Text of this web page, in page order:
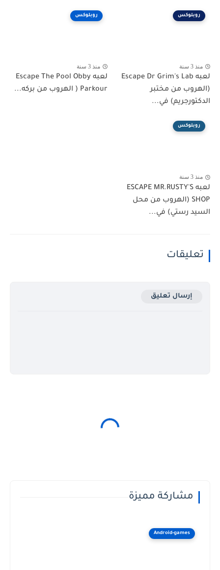
روبلوكس
منذ 3 سنة
لعبه Escape Dr Grim's Lab
(الهروب من مختبر
الدكتورجريم) في...
روبلوكس
منذ 3 سنة
لعبه Escape The Pool Obby
Parkour ( الهروب من بركه...
روبلوكس
منذ 3 سنة
لعبه ESCAPE MR.RUSTY'S
SHOP (الهروب من محل
السيد رستي) في...
تعليقات
إرسال تعليق
مشاركة مميزة
Android-games